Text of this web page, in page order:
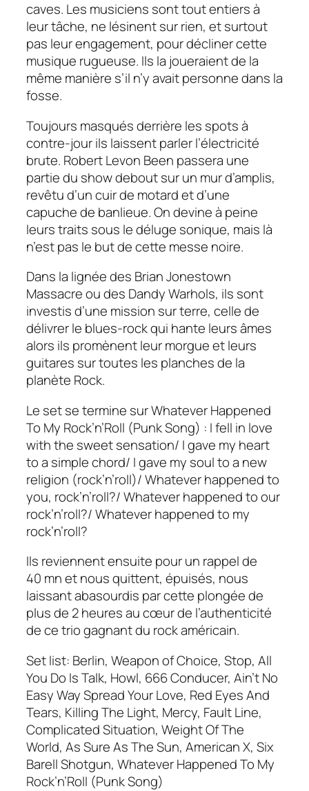
caves. Les musiciens sont tout entiers à
leur tâche, ne lésinent sur rien, et surtout
pas leur engagement, pour décliner cette
musique rugueuse. Ils la joueraient de la
même manière s’il n’y avait personne dans la
fosse.
Toujours masqués derrière les spots à
contre-jour ils laissent parler l’électricité
brute. Robert Levon Been passera une
partie du show debout sur un mur d’amplis,
revêtu d’un cuir de motard et d’une
capuche de banlieue. On devine à peine
leurs traits sous le déluge sonique, mais là
n’est pas le but de cette messe noire.
Dans la lignée des Brian Jonestown
Massacreou des Dandy Warhols, ils sont
investis d’une mission sur terre, celle de
délivrer le blues-rock qui hante leurs âmes
alors ils promènent leur morgue et leurs
guitares sur toutes les planches de la
planète Rock.
Le set se termine surWhatever Happened
To My Rock’n’Roll (Punk Song) : I fell in love
with the sweet sensation/ I gave my heart
to a simple chord/ I gave my soul to a new
religion (rock’n’roll)/ Whatever happened to
you, rock’n’roll?/ Whatever happened to our
rock’n’roll?/ Whatever happened to my
rock’n’roll?
Ils reviennent ensuite pour un rappel de
40 mn et nous quittent, épuisés, nous
laissant abasourdis par cette plongée de
plus de 2 heures au cœur de l’authenticité
de ce trio gagnant du rock américain.
Set list: Berlin, Weapon of Choice, Stop, All
You Do Is Talk, Howl, 666 Conducer, Ain’t No
Easy Way Spread Your Love, Red Eyes And
Tears, Killing The Light, Mercy, Fault Line,
Complicated Situation, Weight Of The
World, As Sure As The Sun, American X, Six
Barell Shotgun, Whatever Happened To My
Rock’n’Roll (Punk Song)